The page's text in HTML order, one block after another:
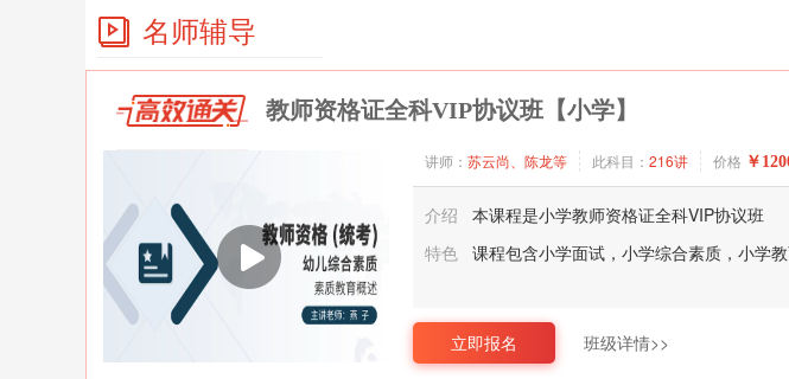
名师辅导
教师资格证全科VIP协议班【小学】
讲师： 苏云尚、陈龙等 此科目： 216讲 价格 ￥
介绍
本课程是小学教师资格证全科VIP协议班
特色 课程包含小学面试，小学综合素质，小学
立即报名 班级详情>>